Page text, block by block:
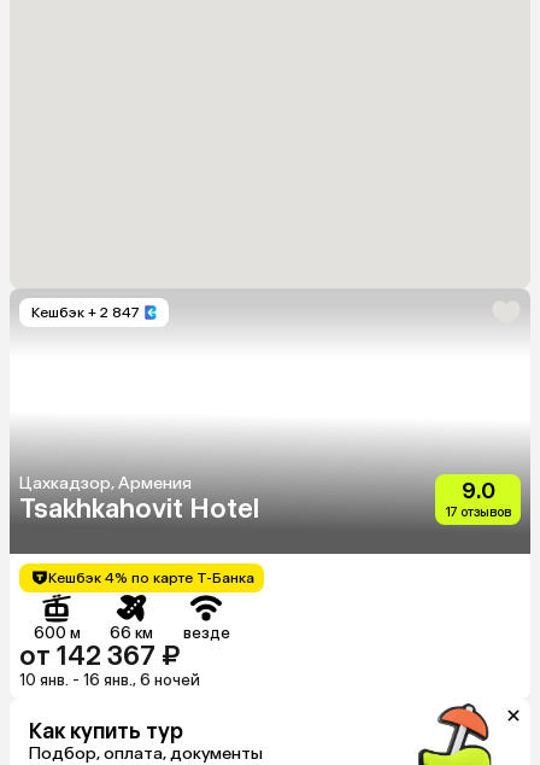
Кешбэк + 2 847
Цахкадзор, Армения
Tsakhkahovit Hotel
9.0
17 отзывов
Кешбэк 4% по карте Т-Банка
600 м 66 км везде
от 142 367 ₽
10 янв. - 16 янв., 6 ночей
Как купить тур
Подбор, оплата, документы